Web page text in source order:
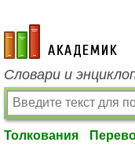
academic.ru
Словари и
Толкования